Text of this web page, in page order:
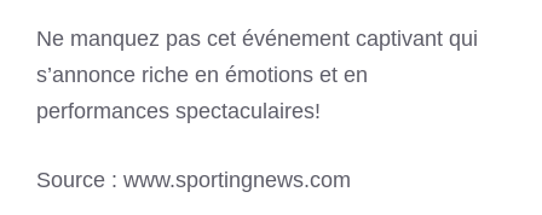
Ne manquez pas cet événement captivant qui
s’annonce riche en émotions et en
performances spectaculaires!
Source : www.sportingnews.com